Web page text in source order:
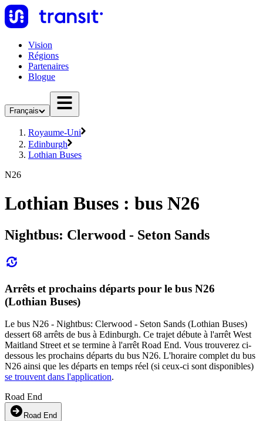
Vision
Régions
Partenaires
Blogue
Français
Royaume-Uni
Edinburgh
Lothian Buses
N26
Lothian Buses : bus N26
Nightbus: Clerwood - Seton Sands
Arrêts et prochains départs pour le bus N26
(Lothian Buses)
Le bus N26 - Nightbus: Clerwood - Seton Sands (Lothian Buses)
dessert 68 arrêts de bus à Edinburgh. Ce trajet débute à l'arrêt West
Maitland Street et se termine à l'arrêt Road End. Vous trouverez ci-
dessous les prochains départs du bus N26. L'horaire complet du bus
N26 ainsi que les départs en temps réel (si ceux-ci sont disponibles)
se trouvent dans l'application.
Road End
Road End